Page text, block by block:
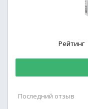
Рейтинг
Последний отзыв